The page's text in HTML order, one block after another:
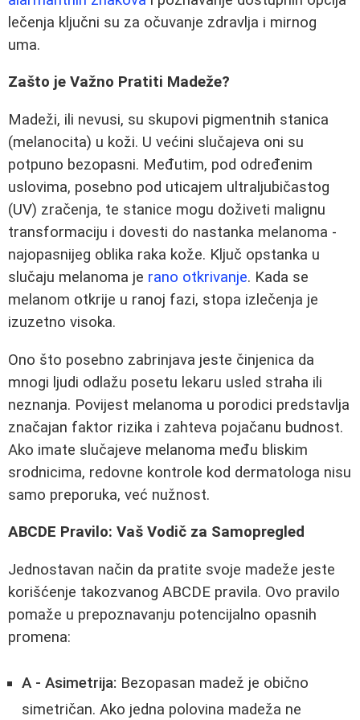
lečenja ključni su za očuvanje zdravlja i mirnog
uma.
Zašto je Važno Pratiti Madeže?
Madeži, ili nevusi, su skupovi pigmentnih stanica
(melanocita) u koži. U većini slučajeva oni su
potpuno bezopasni. Međutim, pod određenim
uslovima, posebno pod uticajem ultraljubičastog
(UV) zračenja, te stanice mogu doživeti malignu
transformaciju i dovesti do nastanka melanoma -
najopasnijeg oblika raka kože. Ključ opstanka u
slučaju melanoma je rano otkrivanje. Kada se
melanom otkrije u ranoj fazi, stopa izlečenja je
izuzetno visoka.
Ono što posebno zabrinjava jeste činjenica da
mnogi ljudi odlažu posetu lekaru usled straha ili
neznanja. Povijest melanoma u porodici predstavlja
značajan faktor rizika i zahteva pojačanu budnost.
Ako imate slučajeve melanoma među bliskim
srodnicima, redovne kontrole kod dermatologa nisu
samo preporuka, već nužnost.
ABCDE Pravilo: Vaš Vodič za Samopregled
Jednostavan način da pratite svoje madeže jeste
korišćenje takozvanog ABCDE pravila. Ovo pravilo
pomaže u prepoznavanju potencijalno opasnih
promena:
A - Asimetrija: Bezopasan madež je obično
simetričan. Ako jedna polovina madeža ne